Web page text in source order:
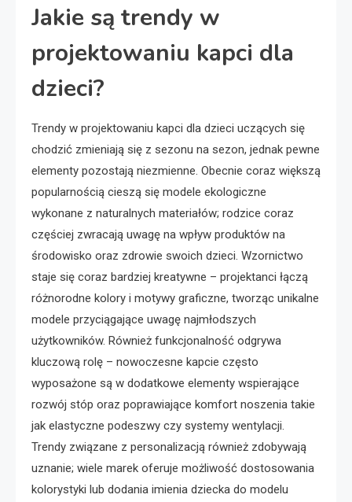
Jakie są trendy w
projektowaniu kapci dla
dzieci?
Trendy w projektowaniu kapci dla dzieci uczących się
chodzić zmieniają się z sezonu na sezon, jednak pewne
elementy pozostają niezmienne. Obecnie coraz większą
popularnością cieszą się modele ekologiczne
wykonane z naturalnych materiałów; rodzice coraz
częściej zwracają uwagę na wpływ produktów na
środowisko oraz zdrowie swoich dzieci. Wzornictwo
staje się coraz bardziej kreatywne – projektanci łączą
różnorodne kolory i motywy graficzne, tworząc unikalne
modele przyciągające uwagę najmłodszych
użytkowników. Również funkcjonalność odgrywa
kluczową rolę – nowoczesne kapcie często
wyposażone są w dodatkowe elementy wspierające
rozwój stóp oraz poprawiające komfort noszenia takie
jak elastyczne podeszwy czy systemy wentylacji.
Trendy związane z personalizacją również zdobywają
uznanie; wiele marek oferuje możliwość dostosowania
kolorystyki lub dodania imienia dziecka do modelu